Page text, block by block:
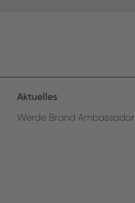
Aktuelles
Werde Brand Ambassador